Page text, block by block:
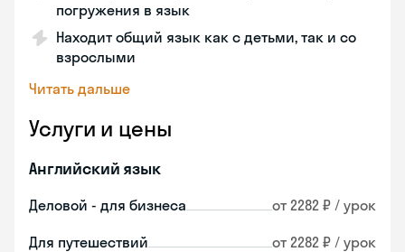
погружения в язык
Находит общий язык как с детьми, так и со
взрослыми
Читать дальше
Услуги и цены
Английский язык
Деловой - для бизнеса от 2282 ₽ / урок
Для путешествий от 2282 ₽ / урок